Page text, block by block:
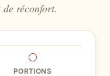
réconfort.
⚪
PORTIONS